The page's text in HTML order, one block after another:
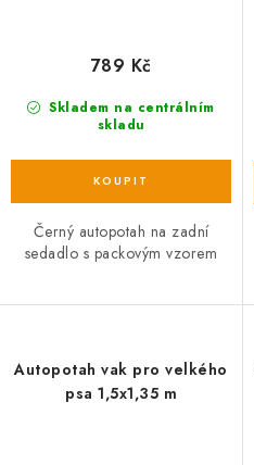
Skladem na centrálním
skladu
789 Kč
Černý autopotah na zadní
sedadlo s packovým vzorem
Autopotah vak pro velkého
psa 1,5x1,35 m